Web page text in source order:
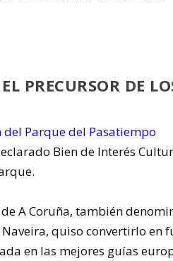
PRECURSOR DE
Bien de Interés
A Coruña, también
Naveira, quiso convertirlo en
en las mejores guías